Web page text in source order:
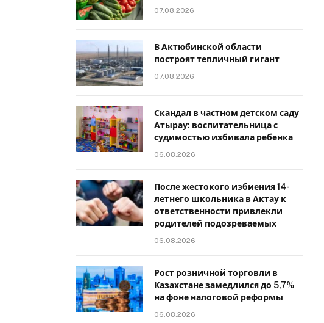
07.08.2026
В Актюбинской области
построят тепличный гигант
07.08.2026
Скандал в частном детском саду
Атырау: воспитательница с
судимостью избивала ребенка
06.08.2026
После жестокого избиения 14-
летнего школьника в Актау к
ответственности привлекли
родителей подозреваемых
06.08.2026
Рост розничной торговли в
Казахстане замедлился до 5,7%
на фоне налоговой реформы
06.08.2026